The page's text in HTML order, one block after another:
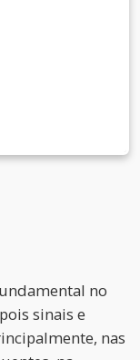
no
sinais e
nas